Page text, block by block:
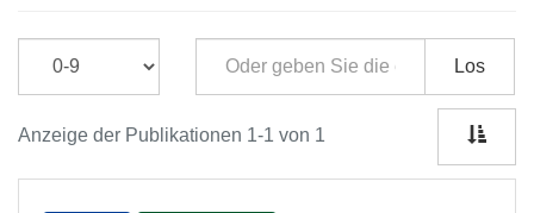
Los
Anzeige der Publikationen 1-1 von 1